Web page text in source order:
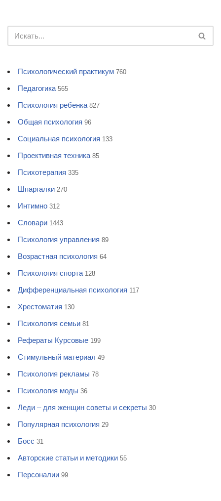
Психологический практикум 760
Педагогика 565
Психология ребенка 827
Общая психология 96
Социальная психология 133
Проективная техника 85
Психотерапия 335
Шпаргалки 270
Интимно 312
Словари 1443
Психология управления 89
Возрастная психология 64
Психология спорта 128
Дифференциальная психология 117
Хрестоматия 130
Психология семьи 81
Рефераты Курсовые 199
Стимульный материал 49
Психология рекламы 78
Психология моды 36
Леди – для женщин советы и секреты 30
Популярная психология 29
Босс 31
Авторские статьи и методики 55
Персоналии 99